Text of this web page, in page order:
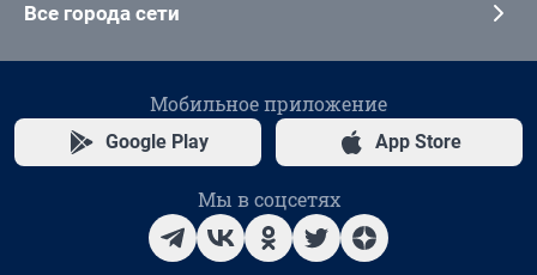
Все города сети
Мобильное приложение
Google Play App Store
Мы в соцсетях